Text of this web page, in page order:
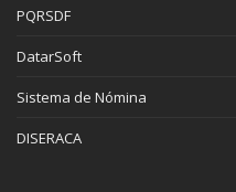
PQRSDF
DatarSoft
Sistema de Nómina
DISERACA